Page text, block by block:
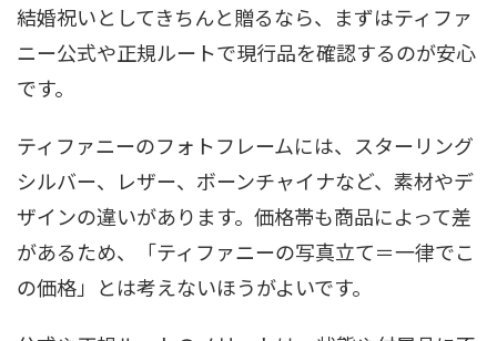
結婚祝いとしてきちんと贈るなら、まずはティファ
ニー公式や正規ルートで現行品を確認するのが安心
です。
ティファニーのフォトフレームには、スターリング
シルバー、レザー、ボーンチャイナなど、素材やデ
ザインの違いがあります。価格帯も商品によって差
があるため、「ティファニーの写真立て＝一律でこ
の価格」とは考えないほうがよいです。